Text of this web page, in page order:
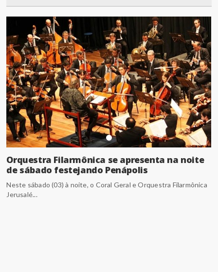
Orquestra Filarmônica se apresenta na noite
de sábado festejando Penápolis
Neste sábado (03) à noite, o Coral Geral e Orquestra Filarmônica
Jerusalé...